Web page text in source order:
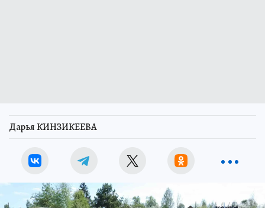
Дарья КИНЗИКЕЕВА